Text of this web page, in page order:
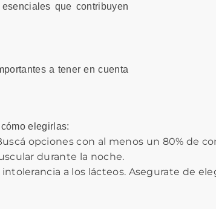
que contribuyen
a tener en cuenta
elegirlas:
opciones con al menos un 80% de
durante la noche.
a los lácteos. Asegurate de